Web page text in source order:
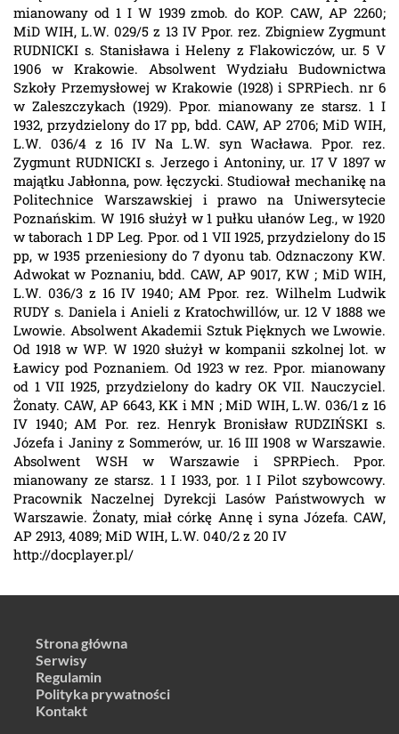
mianowany od 1 I W 1939 zmob. do KOP. CAW, AP 2260;
MiD WIH, L.W. 029/5 z 13 IV Ppor. rez. Zbigniew Zygmunt
RUDNICKI s. Stanisława i Heleny z Flakowiczów, ur. 5 V
1906 w Krakowie. Absolwent Wydziału Budownictwa
Szkoły Przemysłowej w Krakowie (1928) i SPRPiech. nr 6
w Zaleszczykach (1929). Ppor. mianowany ze starsz. 1 I
1932, przydzielony do 17 pp, bdd. CAW, AP 2706; MiD WIH,
L.W. 036/4 z 16 IV Na L.W. syn Wacława. Ppor. rez.
Zygmunt RUDNICKI s. Jerzego i Antoniny, ur. 17 V 1897 w
majątku Jabłonna, pow. łęczycki. Studiował mechanikę na
Politechnice Warszawskiej i prawo na Uniwersytecie
Poznańskim. W 1916 służył w 1 pułku ułanów Leg., w 1920
w taborach 1 DP Leg. Ppor. od 1 VII 1925, przydzielony do 15
pp, w 1935 przeniesiony do 7 dyonu tab. Odznaczony KW.
Adwokat w Poznaniu, bdd. CAW, AP 9017, KW ; MiD WIH,
L.W. 036/3 z 16 IV 1940; AM Ppor. rez. Wilhelm Ludwik
RUDY s. Daniela i Anieli z Kratochwillów, ur. 12 V 1888 we
Lwowie. Absolwent Akademii Sztuk Pięknych we Lwowie.
Od 1918 w WP. W 1920 służył w kompanii szkolnej lot. w
Ławicy pod Poznaniem. Od 1923 w rez. Ppor. mianowany
od 1 VII 1925, przydzielony do kadry OK VII. Nauczyciel.
Żonaty. CAW, AP 6643, KK i MN ; MiD WIH, L.W. 036/1 z 16
IV 1940; AM Por. rez. Henryk Bronisław RUDZIŃSKI s.
Józefa i Janiny z Sommerów, ur. 16 III 1908 w Warszawie.
Absolwent WSH w Warszawie i SPRPiech. Ppor.
mianowany ze starsz. 1 I 1933, por. 1 I Pilot szybowcowy.
Pracownik Naczelnej Dyrekcji Lasów Państwowych w
Warszawie. Żonaty, miał córkę Annę i syna Józefa. CAW,
AP 2913, 4089; MiD WIH, L.W. 040/2 z 20 IV
http://docplayer.pl/
Strona główna
Serwisy
Regulamin
Polityka prywatności
Kontakt